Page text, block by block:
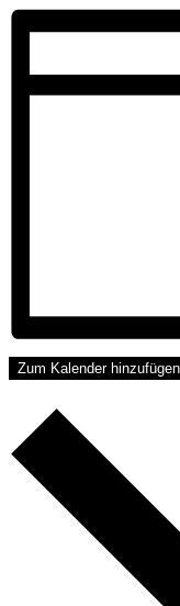
Zum Kalender hinzufügen